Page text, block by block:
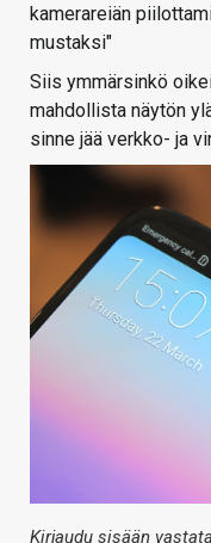
kamerareiän
mustaksi"
Siis ymmärsinkö
mahdollista näytön
sinne jää verkko- ja
Kirjaudu sisään